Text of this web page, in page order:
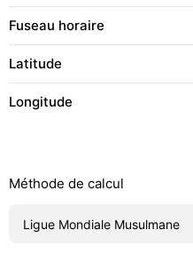
Fuseau horaire
Latitude
Longitude
Méthode de calcul